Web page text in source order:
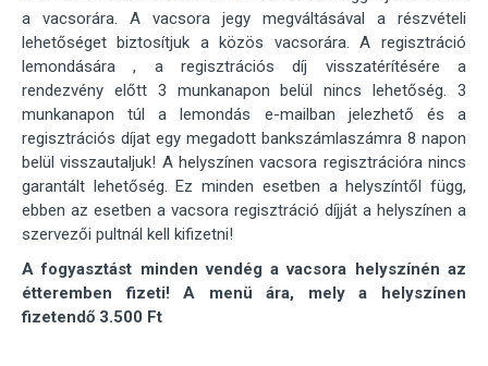
a vacsorára. A vacsora jegy megváltásával a részvételi
lehetőséget biztosítjuk a közös vacsorára. A regisztráció
lemondására , a regisztrációs díj visszatérítésére a
rendezvény előtt 3 munkanapon belül nincs lehetőség. 3
munkanapon túl a lemondás e-mailban jelezhető és a
regisztrációs díjat egy megadott bankszámlaszámra 8 napon
belül visszautaljuk! A helyszínen vacsora regisztrációra nincs
garantált lehetőség. Ez minden esetben a helyszíntől függ,
ebben az esetben a vacsora regisztráció díjját a helyszínen a
szervezői pultnál kell kifizetni!
A fogyasztást minden vendég a vacsora helyszínén az
étteremben fizeti!A menü ára, mely a helyszínen
fizetendő 3.500 Ft